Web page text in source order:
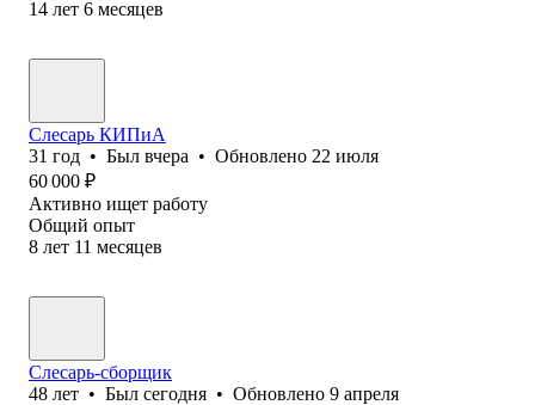
14 лет 6 месяцев
Слесарь КИПиА
31 год • Был вчера • Обновлено 22 июля
60 000 ₽
Активно ищет работу
Общий опыт
8 лет 11 месяцев
Слесарь-сборщик
48 лет • Был сегодня • Обновлено 9 апреля